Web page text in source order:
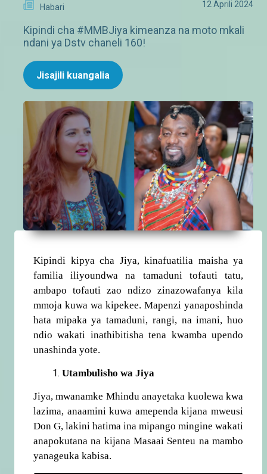
Habari 12 Aprili 2024
Kipindi cha #MMBJiya kimeanza na moto mkali
ndani ya Dstv chaneli 160!
Jisajili kuangalia
Kipindi kipya cha Jiya, kinafuatilia maisha ya
familia iliyoundwa na tamaduni tofauti tatu,
ambapo tofauti zao ndizo zinazowafanya kila
mmoja kuwa wa kipekee. Mapenzi yanaposhinda
hata mipaka ya tamaduni, rangi, na imani, huo
ndio wakati inathibitisha tena kwamba upendo
unashinda yote.
Utambulisho wa Jiya
Jiya, mwanamke Mhindu anayetaka kuolewa kwa
lazima, anaamini kuwa amependa kijana mweusi
Don G, lakini hatima ina mipango mingine wakati
anapokutana na kijana Masaai Senteu na mambo
yanageuka kabisa.